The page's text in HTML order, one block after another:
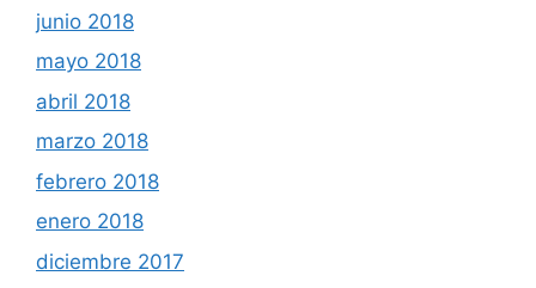
junio 2018
mayo 2018
abril 2018
marzo 2018
febrero 2018
enero 2018
diciembre 2017